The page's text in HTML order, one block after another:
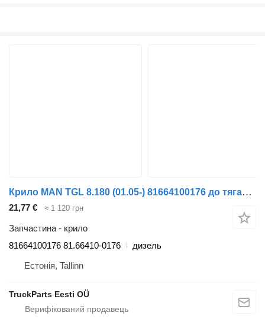
Крило MAN TGL 8.180 (01.05-) 81664100176 до тягача MAN TGL, TGM, TGS, TGX (2005-2021)
21,77 € ≈ 1 120 грн
Запчастина - крило
81664100176 81.66410-0176
дизель
Естонія, Tallinn
TruckParts Eesti OÜ